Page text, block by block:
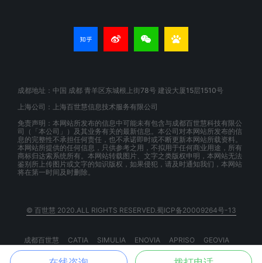
成都地址：中国 成都 青羊区东城根上街78号 建设大厦15层1510号
上海公司：上海百世慧信息技术服务有限公司
免责声明：本网站所发布的信息中可能未有包含与成都百世慧科技有限公
司（「本公司」）及其业务有关的最新信息。本公司对本网站所发布的信
息的完整性不承担任何责任，也不承诺即时或不断更新本网站所载资料。
本网站所提供的任何信息，只供参考之用，不拟用于任何商业用途，所有
商标归达索系统所有。本网站转载图片、文字之类版权申明，本网站无法
鉴别所上传图片或文字的知识版权，如果侵犯，请及时通知我们，本网站
将在第一时间及时删除。
© 百世慧 2020.ALL RIGHTS RESERVED.蜀ICP备20009264号-13
成都百世慧 CATIA SIMULIA ENOVIA APRISO
GEOVIA
3DSPACEX